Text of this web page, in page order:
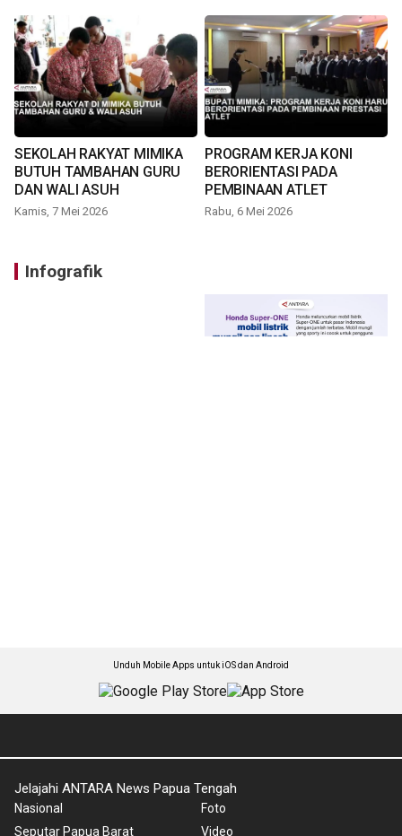
SEKOLAH RAKYAT MIMIKA
BUTUH TAMBAHAN GURU
DAN WALI ASUH
Kamis, 7 Mei 2026
PROGRAM KERJA KONI
BERORIENTASI PADA
PEMBINAAN ATLET
Rabu, 6 Mei 2026
Infografik
Unduh Mobile Apps untuk iOS dan Android
Jelajahi ANTARA News Papua Tengah
Nasional
Seputar Papua Barat
Foto
Video